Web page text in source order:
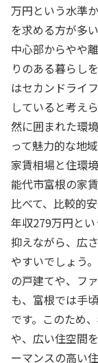
万円という水準
を求める方が多
中心部からやや
りのある暮らし
はセカンドライ
していると考え
然に囲まれた環
って魅力的な地
家賃相場と住環
能代市富根の家
比べて、比較的
年収279万円と
抑えながら、広
やすいでしょう
の戸建てや、フ
も、富根では手
です。このため
や、広い住空間
ーマンスの高い